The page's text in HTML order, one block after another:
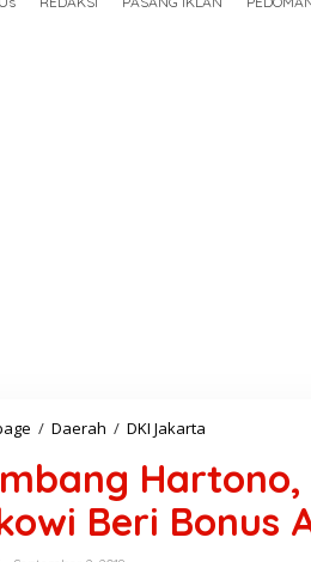
/ Daerah / DKI Jakarta
m
b
a
n
Beri Bonus